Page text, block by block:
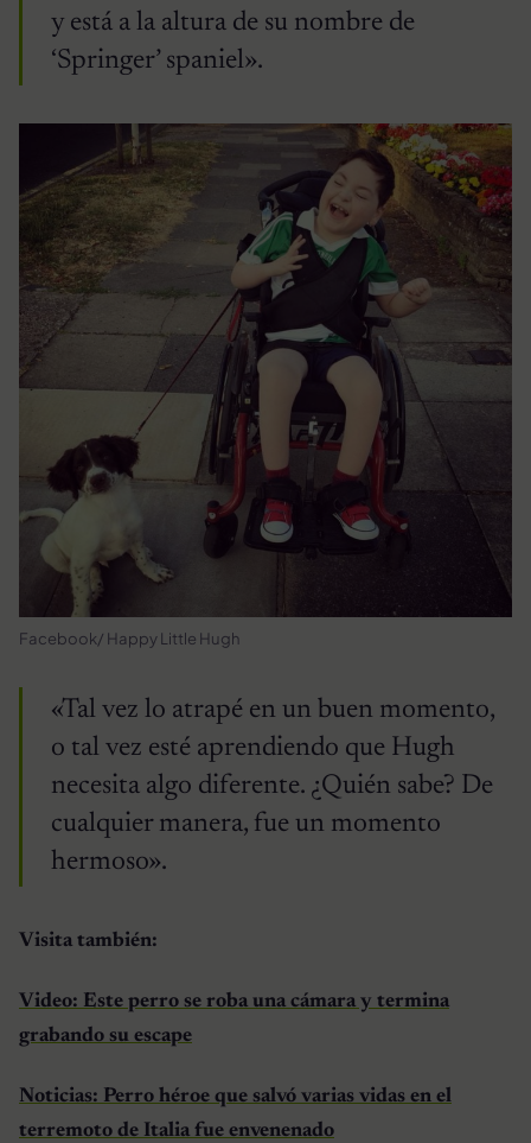
y está a la altura de su nombre de
‘Springer’ spaniel».
Facebook/ Happy Little Hugh
«Tal vez lo atrapé en un buen momento,
o tal vez esté aprendiendo que Hugh
necesita algo diferente. ¿Quién sabe? De
cualquier manera, fue un momento
hermoso».
Visita también:
Video: Este perro se roba una cámara y termina
grabando su escape
Noticias: Perro héroe que salvó varias vidas en el
terremoto de Italia fue envenenado